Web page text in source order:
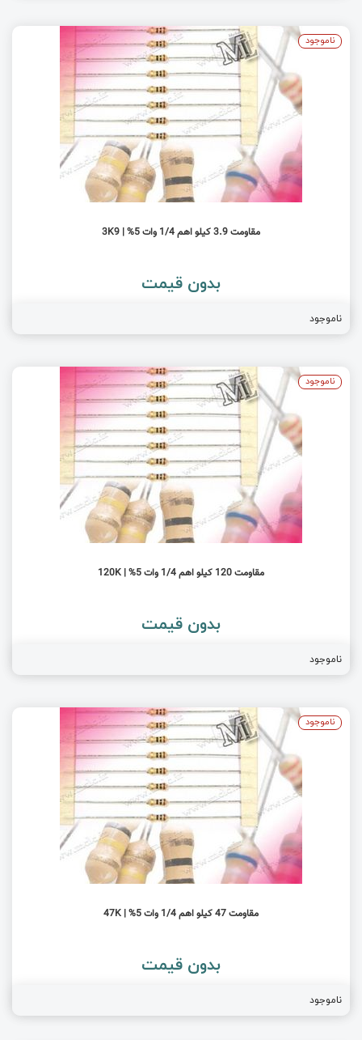
مقاومت 3.9 کیلو اهم 1/4 وات 5% | 3K9
بدون قیمت
ناموجود
ناموجود
مقاومت 120 کیلو اهم 1/4 وات 5% | 120K
بدون قیمت
ناموجود
ناموجود
مقاومت 47 کیلو اهم 1/4 وات 5% | 47K
بدون قیمت
ناموجود
ناموجود